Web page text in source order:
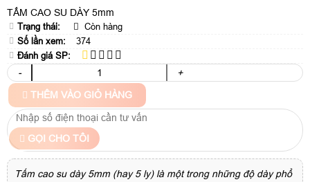
TẤM CAO SU DÀY 5mm
Trạng thái:
Còn hàng
Số lần xem:
374
Đánh giá SP:
-
+
THÊM VÀO GIỎ HÀNG
GỌI CHO TÔI
Tấm cao su dày 5mm (hay 5 ly) là một trong những độ dày phổ